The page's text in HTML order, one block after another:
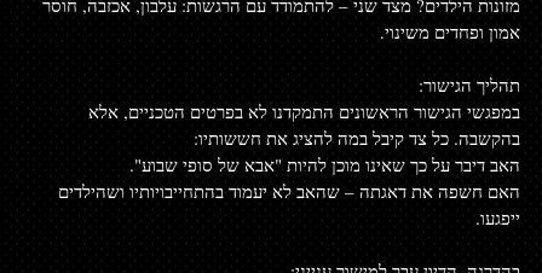
אמון ופחדים משינוי.
תהליך הגישור:
במפגשי הגישור הראשונים התמקדנו לא בפרטים הטכניים, אלא
בהקשבה. כל צד קיבל במה להציג את חששותיו:
האב דיבר על כך שאינו מוכן להיות "אבא של סופי שבוע".
האם חשפה את דאגתה – שהאב לא יעמוד בהתחייבויותיו ושהילדים
ייפגעו.